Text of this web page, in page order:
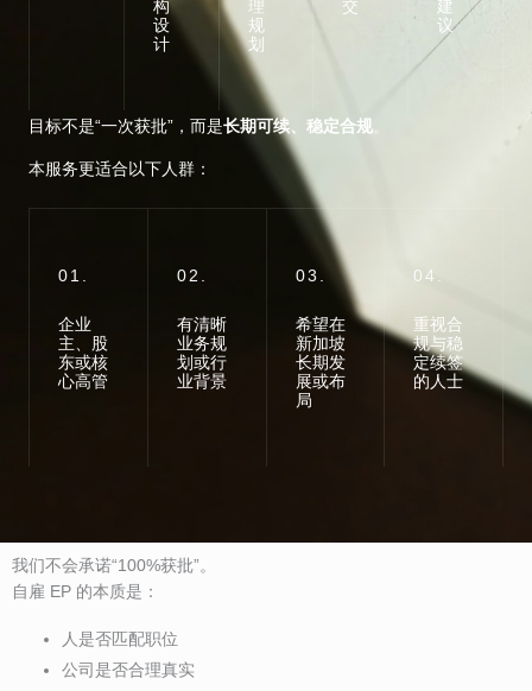
构
设
计
理
规
划
交
建
议
目标不是“一次获批”，而是长期可续、稳定合规
本服务更适合以下人群：
01.
企业
主、股
东或核
心高管
02.
有清晰
业务规
划或行
业背景
03.
希望在
新加坡
长期发
展或布
局
04.
重视合
规与稳
定续签
的人士
我们不会承诺“100%获批”。
自雇 EP 的本质是：
人是否匹配职位
公司是否合理真实